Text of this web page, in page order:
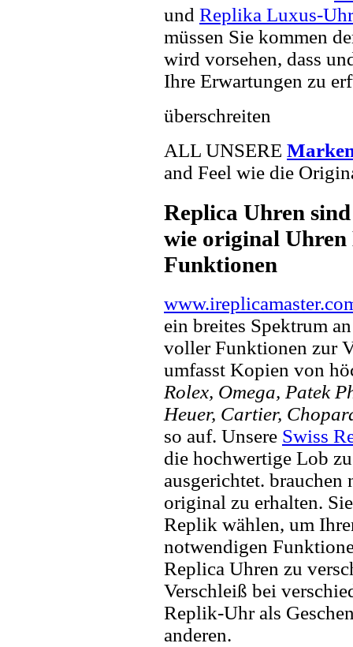
und Replika Luxus-
müssen Sie kommen
wird vorsehen, dass
Ihre Erwartungen zu
überschreiten
ALL UNSERE
and Feel wie die
Replica Uhren
wie original Uhren
Funktionen
ein breites Spektrum
voller Funktionen zur
umfasst Kopien von
Rolex, Omega, Patek
Heuer, Cartier,
so auf. Unsere Swiss
die hochwertige Lob
ausgerichtet. brauchen
original zu erhalten.
Replik wählen, um
notwendigen
Replica Uhren zu
Verschleiß bei
Replik-Uhr als
anderen.